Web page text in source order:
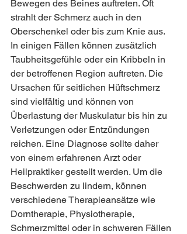
Bewegen des Beines auftreten. Oft
strahlt der Schmerz auch in den
Oberschenkel oder bis zum Knie aus.
In einigen Fällen können zusätzlich
Taubheitsgefühle oder ein Kribbeln in
der betroffenen Region auftreten. Die
Ursachen für seitlichen Hüftschmerz
sind vielfältig und können von
Überlastung der Muskulatur bis hin zu
Verletzungen oder Entzündungen
reichen. Eine Diagnose sollte daher
von einem erfahrenen Arzt oder
Heilpraktiker gestellt werden. Um die
Beschwerden zu lindern, können
verschiedene Therapieansätze wie
Dorntherapie, Physiotherapie,
Schmerzmittel oder in schweren Fällen